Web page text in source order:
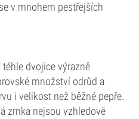
v mnohem pestřejších
dvojice výrazně
množství odrůd a
i velikost než běžné pepře.
zrnka nejsou vzhledově